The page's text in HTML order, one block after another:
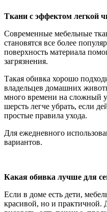
Ткани с эффектом легкой
Современные мебельные
становятся все более
поверхность материала
загрязнения.
Такая обивка хорошо
владельцев домашних
много времени на сложный
шерсть легче убрать, если
простые правила ухода.
Для ежедневного
вариантов.
Какая обивка лучше для
Если в доме есть дети,
красивой, но и практичной.